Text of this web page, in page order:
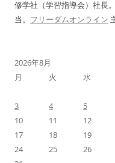
修学社（学習指導会）社長
当。 フリーダムオンライン
2026年8月
月
火 水
3
4 5
10
11 12
17
18 19
24
25 26